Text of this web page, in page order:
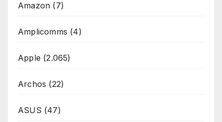
Amazon (7)
Amplicomms (4)
Apple (2.065)
Archos (22)
ASUS (47)